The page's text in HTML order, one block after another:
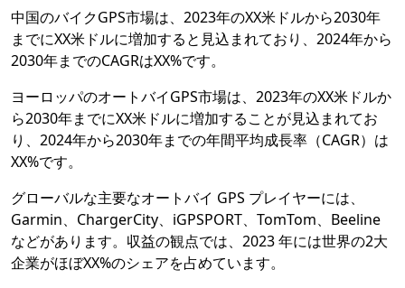
中国のバイクGPS市場は、2023年のXX米ドルから2030年
までにXX米ドルに増加すると見込まれており、2024年から
2030年までのCAGRはXX%です。
ヨーロッパのオートバイGPS市場は、2023年のXX米ドルか
ら2030年までにXX米ドルに増加することが見込まれてお
り、2024年から2030年までの年間平均成長率（CAGR）は
XX%です。
グローバルな主要なオートバイ GPS プレイヤーには、
Garmin、ChargerCity、iGPSPORT、TomTom、Beeline
などがあります。収益の観点では、2023 年には世界の2大
企業がほぼXX%のシェアを占めています。